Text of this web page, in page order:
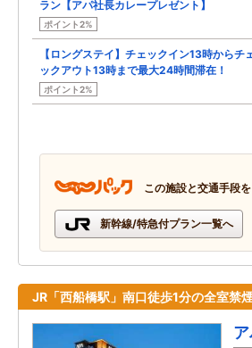
ラン【アパ社長カレープレゼント】
ポイント2%
【ロングステイ】チェックイン13時からチ
ックアウト13時まで最大24時間滞在！
ポイント2%
この施設と交通手段
新幹線/特急付プラン一覧へ
JR「西船橋駅」南口徒歩1分の全室禁